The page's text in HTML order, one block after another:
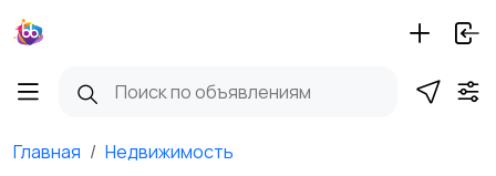
Главная Недвижимость